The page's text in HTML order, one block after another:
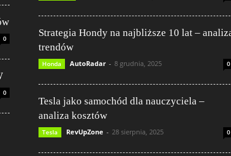
0
0
Strategia Hondy na najbliższe 10 lat –
trendów
Honda AutoRadar - 8 grudnia, 2025 0
Tesla jako samochód dla nauczyciela –
analiza kosztów
Tesla RevUpZone - 28 sierpnia, 2025 0